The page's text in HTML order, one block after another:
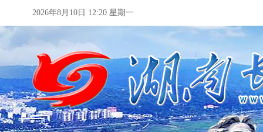
2026年8月10日 12:20 星期一